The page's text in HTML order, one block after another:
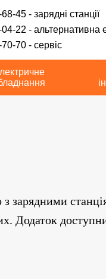
45 - зарядні станції
22 - альтернативна
70 - сервіс
зарядними
Додаток